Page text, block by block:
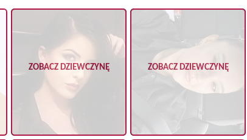
ZOBACZ DZIEWCZYNĘ ZOBACZ DZIEWCZYNĘ